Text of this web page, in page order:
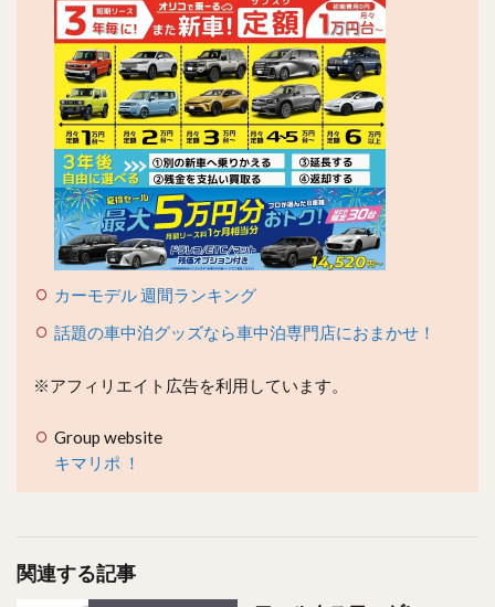
カーモデル 週間ランキング
話題の車中泊グッズなら車中泊専門店におまかせ！
※アフィリエイト広告を利用しています。
Group website
キマリポ ！
関連する記事